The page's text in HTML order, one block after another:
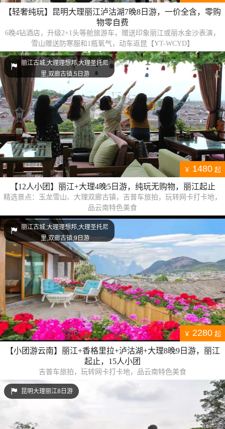
【轻奢纯玩】昆明大理丽江泸沽湖7晚8日游，一价全含，零购
物零自费
6晚4钻酒店，升级2+1头等舱旅游车，赠送印象丽江或丽水金沙表演，
雪山赠送防寒服和1瓶氧气，动车返昆【YT-WCYD】
丽江古城,大理理想邦,大理圣托尼
里,双廊古镇,5日游
￥ 1480 起
【12人小团】丽江+大理4晚5日游，纯玩无购物，丽江起止
精选景点：玉龙雪山、大理双廊古镇，吉普车旅拍，玩转网卡打卡地，
品云南特色美食
丽江古城,大理理想邦,大理圣托尼
里,双廊古镇,9日游
￥ 2280 起
【小团游云南】丽江+香格里拉+泸沽湖+大理8晚9日游，丽江
起止，15人小团
吉普车旅拍，玩转网卡打卡地，品云南特色美食
昆明大理丽江8日游